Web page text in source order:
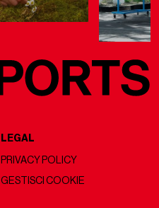
LEGAL
PRIVACY POLICY
GESTISCI COOKIE